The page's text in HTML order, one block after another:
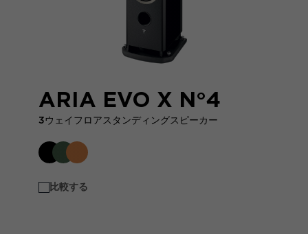
ARIA EVO X N°4
3ウェイフロアスタンディングスピーカー
比較する